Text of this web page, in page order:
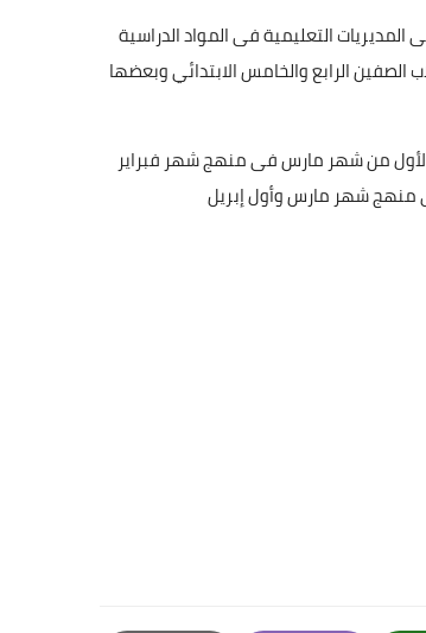
التعليمية فى المواد الدراسية
الصفين الرابع والخامس الابتدائي وبعضها
الأول من شهر مارس فى منهج شهر فبراير
منهج شهر مارس وأول إبريل